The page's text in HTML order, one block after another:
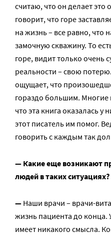
считаю, что он делает это
говорит, что горе
на жизнь – все равно, что
замочную скважину. То
горе, видит только очень
реальности – свою
ощущает, что
гораздо большим. Многие
что эта книга оказалась у
этот писатель им помог.
говорить с каждым так
— Какие еще возникают
людей в таких ситуациях?
— Наши врачи – врачи-
жизнь пациента до конца.
имеет никакого смысла.